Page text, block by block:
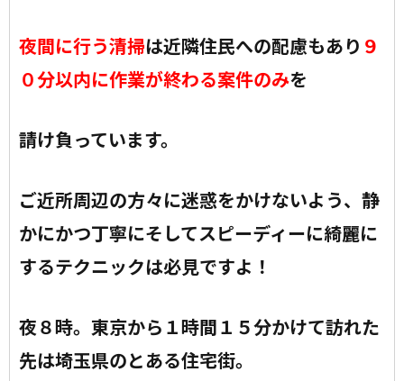
夜間に行う清掃は近隣住民への配慮もあり ９
０分以内に作業が終わる案件のみを
請け負っています。
ご近所周辺の方々に迷惑をかけないよう、静
かにかつ丁寧にそしてスピーディーに綺麗に
するテクニックは必見ですよ！
夜８時。東京から１時間１５分かけて訪れた
先は埼玉県のとある住宅街。